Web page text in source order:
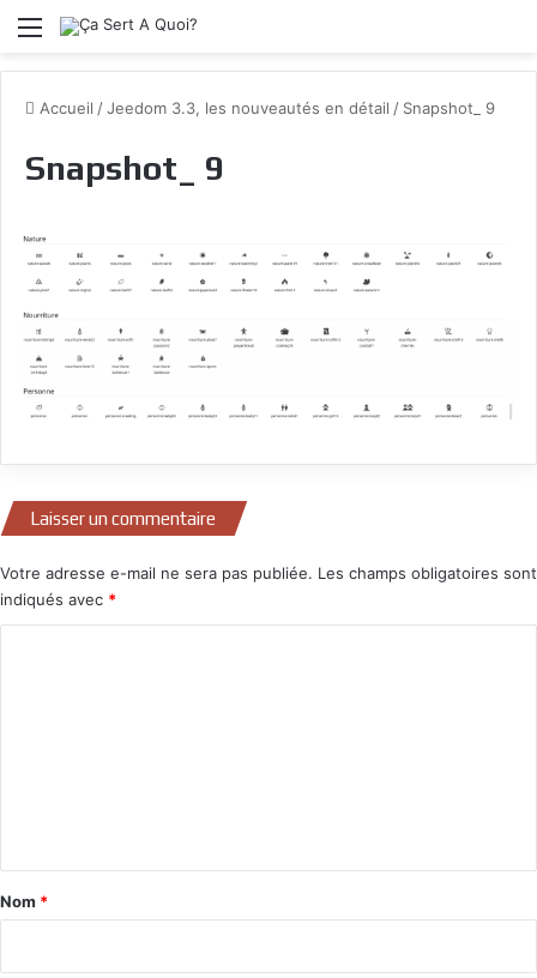
Menu
Accueil /Jeedom 3.3, les nouveautés en détail / Snapshot_ 9
Snapshot_ 9
Laisser un commentaire
Votre adresse e-mail ne sera pas publiée. Les champs obligatoires sont
indiqués avec *
a
Nom *